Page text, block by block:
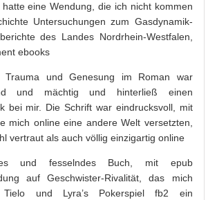
eine Wendung, die ich nicht kommen
Untersuchungen zum Gasdynamik-
des Landes Nordrhein-Westfalen,
ebooks
Trauma und Genesung im Roman war
und mächtig und hinterließ einen
bei mir. Die Schrift war eindrucksvoll, mit
mich online eine andere Welt versetzten,
vertraut als auch völlig einzigartig online
und fesselndes Buch, mit epub
auf Geschwister-Rivalität, das mich
Tielo und Lyra’s Pokerspiel fb2 ein